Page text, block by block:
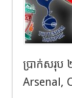
ប្រាក់សរុប
Arsenal,